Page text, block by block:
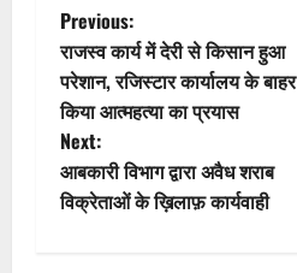
P
o
s
t
Previous:
राजस्व कार्य में देरी से किसान हुआ
परेशान, रजिस्टार कार्यालय के बाहर
किया आत्महत्या का प्रयास
Next:
आबकारी विभाग द्वारा अवैध शराब
विक्रेताओं के ख़िलाफ़ कार्यवाही